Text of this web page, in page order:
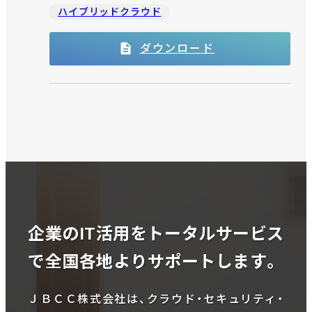
ハイブリッドクラウド
ダウンロード
企業のIT活用をトータルサービス
で全国各地よりサポートします。
ＪＢＣＣ株式会社は、クラウド・セキュリティ・